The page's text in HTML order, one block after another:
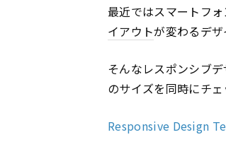
最近ではスマートフォ
イアウトが変わるデザ
そんなレスポンシブ
のサイズを同時にチェ
Responsive Design